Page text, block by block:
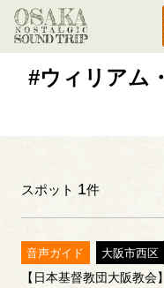
TOP #ウィリアム・メレル
#ウィリアム
スポット 1件
音声ガイド 大阪市西区
【日本基督教団大阪教会】